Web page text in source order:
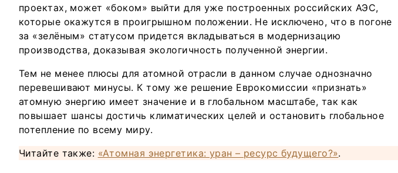
проектах, может «боком» выйти для уже построенных российских АЭС,
которые окажутся в проигрышном положении. Не исключено, что в погоне
за «зелёным» статусом придется вкладываться в модернизацию
производства, доказывая экологичность полученной энергии.
Тем не менее плюсы для атомной отрасли в данном случае однозначно
перевешивают минусы. К тому же решение Еврокомиссии «признать»
атомную энергию имеет значение и в глобальном масштабе, так как
повышает шансы достичь климатических целей и остановить глобальное
потепление по всему миру.
Читайте также: «Атомная энергетика: уран – ресурс будущего?».